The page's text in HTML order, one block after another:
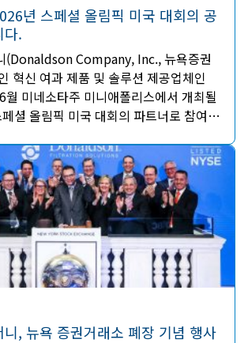
년 스페셜 올림픽 미국 대회의 공
다.
(Donaldson Company, Inc., 뉴욕증권
혁신 여과 제품 및 솔루션 제공업체인
미네소타주 미니애폴리스에서 개최될
셜 올림픽 미국 대회의 파트너로 참여하
니, 뉴욕 증권거래소 폐장 기념 행사